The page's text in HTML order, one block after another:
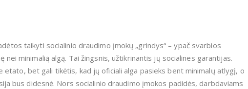
taikyti socialinio draudimo įmokų „grindys“ – ypač svarbios
nei minimalią algą. Tai žingsnis, užtikrinantis jų socialines garantijas.
bet gali tikėtis, kad jų oficiali alga pasieks bent minimalų atlygį, o
bus didesnė. Nors socialinio draudimo įmokos padidės, darbdaviams